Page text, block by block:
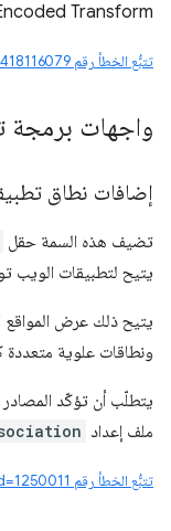
Transform.
تتبُّع الخطأ رقم 418116079
واجهات برمجة
إضافات نطاق
تضيف هذه السمة حقل
يتيح لتطبيقات الويب
يتيح ذلك عرض المواقع
ونطاقات علوية
يتطلّب أن تؤكّد المصادر
ملف إعداد
تتبُّع الخطأ رقم detail?id=1250011